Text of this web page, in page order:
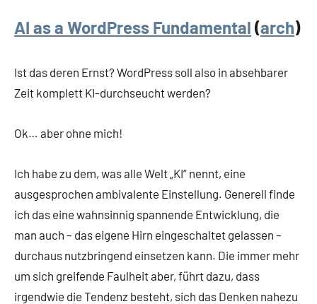
AI as a WordPress Fundamental (arch)
Ist das deren Ernst? WordPress soll also in absehbarer
Zeit komplett KI-durchseucht werden?
Ok… aber ohne mich!
Ich habe zu dem, was alle Welt „KI“ nennt, eine
ausgesprochen ambivalente Einstellung. Generell finde
ich das eine wahnsinnig spannende Entwicklung, die
man auch – das eigene Hirn eingeschaltet gelassen –
durchaus nutzbringend einsetzen kann. Die immer mehr
um sich greifende Faulheit aber, führt dazu, dass
irgendwie die Tendenz besteht, sich das Denken nahezu